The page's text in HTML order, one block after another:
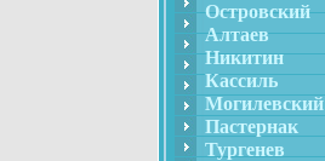
Островский
Алтаев
Никитин
Кассиль
Могилевский
Пастернак
Тургенев